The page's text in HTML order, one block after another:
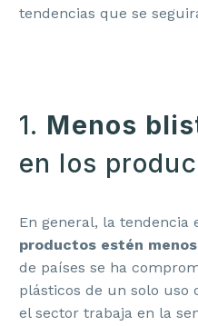
tendencias que se
1. Menos
en los
En general, la tendencia
productos estén
de países se ha
plásticos de un solo uso
el sector trabaja en la